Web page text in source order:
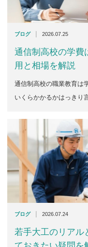
ブログ | 2026.07.25
通信制高校の学費
用と相場を解説
通信制高校の職業教育は
いくらかかるかはっきり
ブログ | 2026.07.24
若手大工のリアル